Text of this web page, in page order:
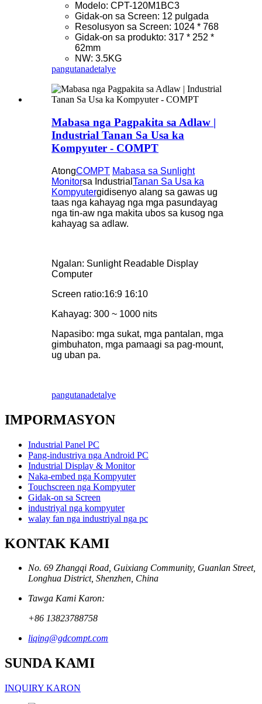
Modelo: CPT-120M1BC3
Gidak-on sa Screen: 12 pulgada
Resolusyon sa Screen: 1024 * 768
Gidak-on sa produkto: 317 * 252 *
62mm
NW: 3.5KG
pangutanadetalye
Mabasa nga Pagpakita sa Adlaw |
Industrial Tanan Sa Usa ka
Kompyuter - COMPT
AtongCOMPT Mabasa sa Sunlight
Monitorsa Industrial Tanan Sa Usa ka
Kompyutergidisenyo alang sa gawas ug
taas nga kahayag nga mga pasundayag
nga tin-aw nga makita ubos sa kusog nga
kahayag sa adlaw.
Ngalan: Sunlight Readable Display
Computer
Screen ratio:16:9 16:10
Kahayag: 300 ~ 1000 nits
Napasibo: mga sukat, mga pantalan, mga
gimbuhaton, mga pamaagi sa pag-mount,
ug uban pa.
pangutanadetalye
IMPORMASYON
Industrial Panel PC
Pang-industriya nga Android PC
Industrial Display & Monitor
Naka-embed nga Kompyuter
Touchscreen nga Kompyuter
Gidak-on sa Screen
industriyal nga kompyuter
walay fan nga industriyal nga pc
KONTAK KAMI
No. 69 Zhangqi Road, Guixiang Community, Guanlan Street,
Longhua District, Shenzhen, China
Tawga Kami Karon:
+86 13823788758
liqing@gdcompt.com
SUNDA KAMI
INQUIRY KARON